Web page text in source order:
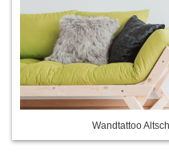
Wandtattoo